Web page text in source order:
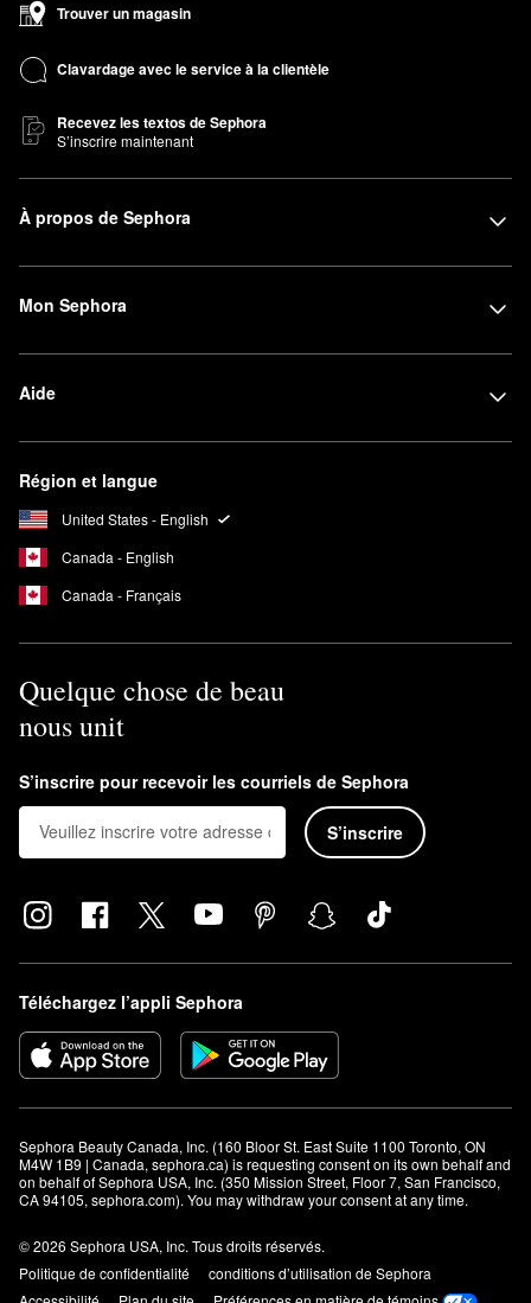
Trouver un magasin
Clavardage avec le service à la clientèle
Recevez les textos de Sephora
S’inscrire maintenant
À propos de Sephora
Mon Sephora
Aide
Région et langue
United States - English
Canada - English
Canada - Français
Quelque chose de beau
nous unit
S’inscrire pour recevoir les courriels de Sephora
S’inscrire
Téléchargez l’appli Sephora
Sephora Beauty Canada, Inc. (160 Bloor St. East Suite 1100 Toronto, ON
M4W 1B9 | Canada, sephora.ca) is requesting consent on its own behalf and
on behalf of Sephora USA, Inc. (350 Mission Street, Floor 7, San Francisco,
CA 94105, sephora.com). You may withdraw your consent at any time.
© 2026 Sephora USA, Inc. Tous droits réservés.
Politique de confidentialité
conditions d’utilisation de Sephora